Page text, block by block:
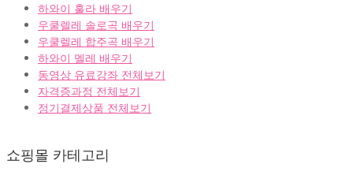
하와이 훌라 배우기
우쿨렐레 솔로곡 배우기
우쿨렐레 합주곡 배우기
하와이 멜레 배우기
동영상 유료강좌 전체보기
자격증과정 전체보기
정기결제상품 전체보기
쇼핑몰 카테고리